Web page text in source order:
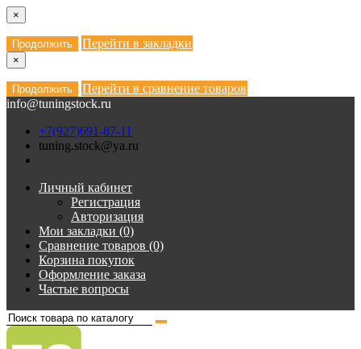
×
Продолжить Перейти в закладки
×
Продолжить
Перейти в сравнение товаров
info@tuningstock.ru
+7(927)691-87-11
tuning.stock@ya.ru
Личный кабинет
Регистрация
Авторизация
Мои закладки (0)
Сравнение товаров (0)
Корзина покупок
Оформление заказа
Частые вопросы